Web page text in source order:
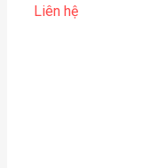
Liên hệ